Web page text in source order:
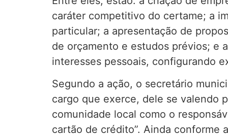
caráter competitivo do certame; a
particular; a apresentação de
de orçamento e estudos prévios; e
interesses pessoais, configurando
Segundo a ação, o secretário
cargo que exerce, dele se valendo
comunidade local como o
cartão de crédito”. Ainda conforme